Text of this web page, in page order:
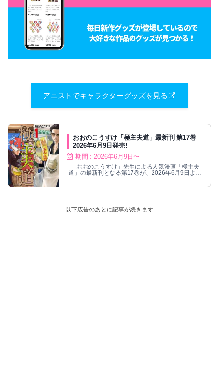
アニストでキャラクターグッズを見る
おおのこうすけ「極主夫道」最新刊 第17巻
2026年6月9日発売!
期間 : 2026年6月9日〜
「おおのこうすけ」先生による人気漫画「極主夫
道」の最新刊となる第17巻が、2026年6月9日より
以下広告のあとに記事が続きます